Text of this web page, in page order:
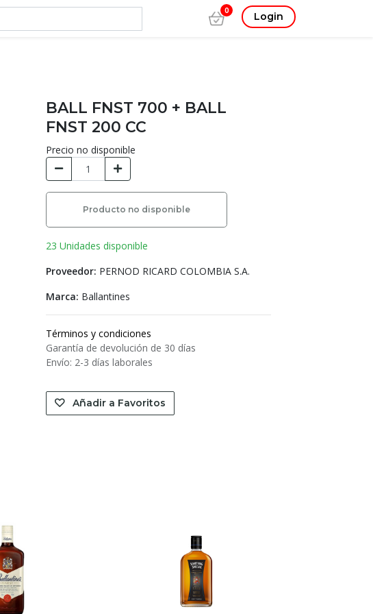
0 Login
BALL FNST 700 + BALL
FNST 200 CC
Precio no disponible
Producto no disponible
23 Unidades disponible
Proveedor: PERNOD RICARD COLOMBIA S.A.
Marca: Ballantines
Términos y condiciones
Garantía de devolución de 30 días
Envío: 2-3 días laborales
Añadir a Favoritos